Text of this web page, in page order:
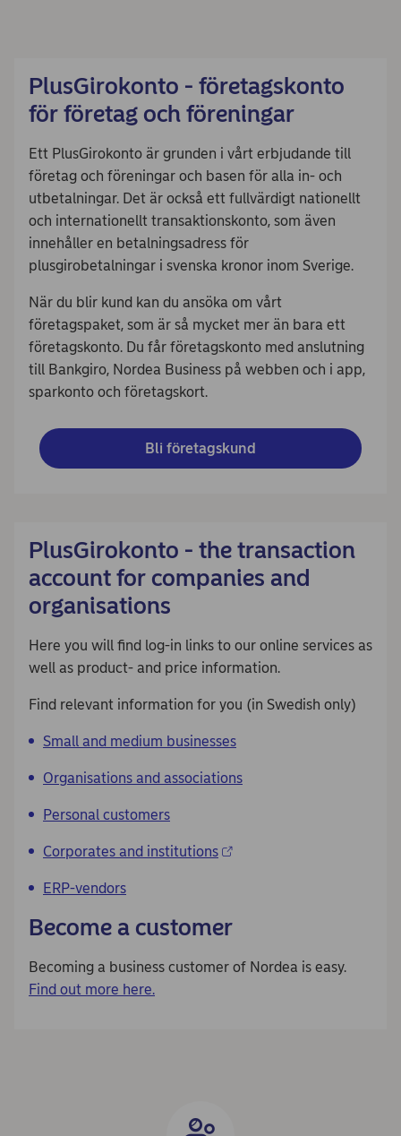
PlusGirokonto - företagskonto
för företag och föreningar
Ett PlusGirokonto är grunden i vårt erbjudande till
företag och föreningar och basen för alla in- och
utbetalningar. Det är också ett fullvärdigt nationellt
och internationellt transaktionskonto, som även
innehåller en betalningsadress för
plusgirobetalningar i svenska kronor inom Sverige.
När du blir kund kan du ansöka om vårt
företagspaket, som är så mycket mer än bara ett
företagskonto. Du får företagskonto med anslutning
till Bankgiro, Nordea Business på webben och i app,
sparkonto och företagskort.
Bli företagskund
PlusGirokonto - the transaction
account for companies and
organisations
Here you will find log-in links to our online services as
well as product- and price information.
Find relevant information for you (in Swedish only)
Small and medium businesses
Organisations and associations
Personal customers
Corporates and institutions
ERP-vendors
Become a customer
Becoming a business customer of Nordea is easy.
Find out more here.